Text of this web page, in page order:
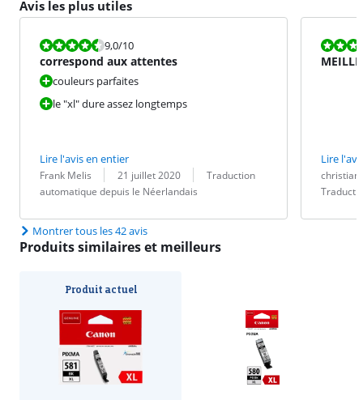
Avis les plus utiles
La note est 9,0 sur 10.
9,0/10
correspond aux attentes
couleurs parfaites
le "xl" dure assez longtemps
Lire l'avis en entier
Évaluation par :
Frank Melis
Date : 21 juillet 2020
Traduction :
Traduction
automatique depuis le Néerlandais
La note est
Lire
Évaluation
Date :
Traduction :
Montrer tous les 42 avis
Produits similaires et meilleurs
Produit actuel